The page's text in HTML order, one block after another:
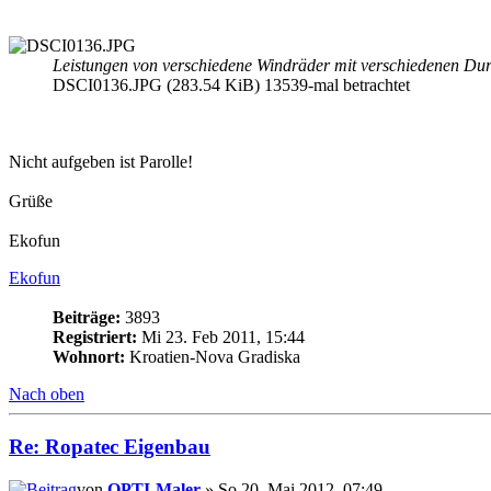
Leistungen von verschiedene Windräder mit verschiedenen
DSCI0136.JPG (283.54 KiB) 13539-mal betrachtet
Nicht aufgeben ist Parolle!
Grüße
Ekofun
Ekofun
Beiträge: 3893
Registriert: Mi 23. Feb 2011, 15:44
Wohnort: Kroatien-Nova Gradiska
Nach oben
Re: Ropatec Eigenbau